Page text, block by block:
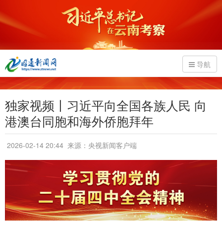
导航
独家视频丨习近平向全国各族人民 向
港澳台同胞和海外侨胞拜年
2026-02-14 20:44 来源：央视新闻客户端